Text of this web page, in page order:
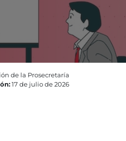
de la Prosecretaría
17 de julio de 2026